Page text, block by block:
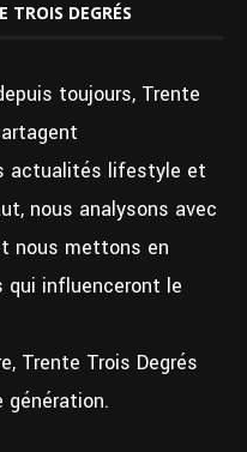
TROIS DEGRÉS
toujours, Trente
actualités lifestyle et
nous analysons avec
nous mettons en
qui influenceront le
Trente Trois Degrés